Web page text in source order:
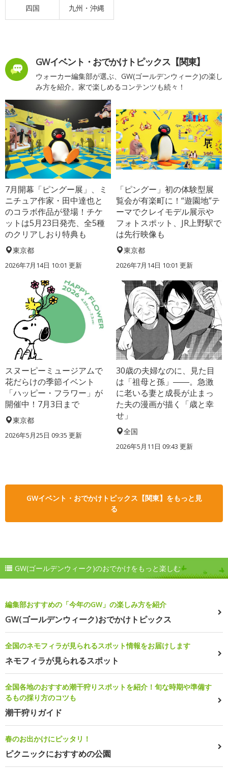
四国 九州・沖縄
GWイベント・おでかけトピックス【関東】
ウォーカー編集部が選ぶ、GW(ゴールデンウィーク)の楽し
み方を紹介。家で楽しめるコンテンツも続々！
7月開幕「ピングー展」、ミ
ニチュア作家・田中達也と
のコラボ作品が登場！チケ
ットは5月23日発売、全5種
のクリアしおり特典も
東京都
2026年7月14日 10:01 更新
「ピングー」初の体験型展
覧会が有楽町に！“遊園地”テ
ーマでクレイモデル展示や
フォトスポット、JR上野駅で
は先行映像も
東京都
2026年7月14日 10:01 更新
スヌーピーミュージアムで
花だらけの季節イベント
「ハッピー・フラワー」が
開催中！7月3日まで
東京都
2026年5月25日 09:35 更新
30歳の夫婦なのに、見た目
は「祖母と孫」――。急激
に老いる妻と成長が止まっ
た夫の漫画が描く「歳と幸
せ」
全国
2026年5月11日 09:43 更新
GWイベント・おでかけトピックス【関東】をもっと見
る
GW(ゴールデンウィーク)のおでかけをもっと楽しむ
編集部おすすめの「今年のGW」の楽しみ方を紹介
GW(ゴールデンウィーク)おでかけトピックス
全国のネモフィラが見られるスポット情報をお届けします
ネモフィラが見られるスポット
全国各地のおすすめ潮干狩りスポットを紹介！旬な時期や準備す
るもの採り方のコツも
潮干狩りガイド
春のお出かけにピッタリ！
ピクニックにおすすめの公園